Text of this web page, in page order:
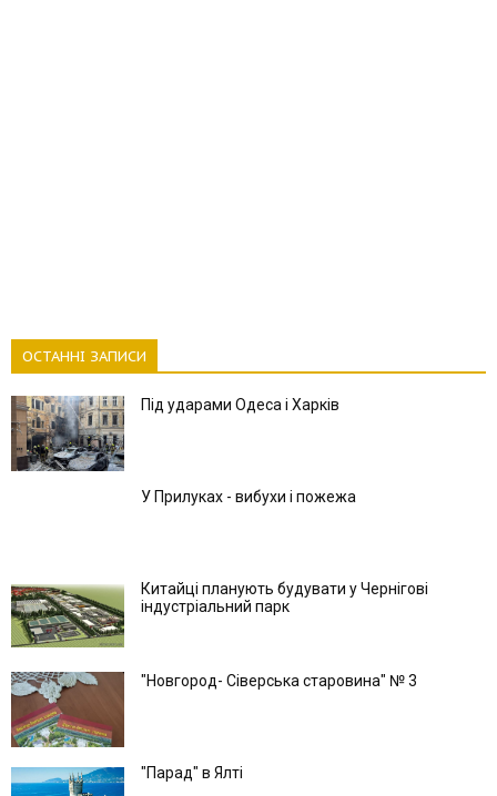
ОСТАННІ ЗАПИСИ
Під ударами Одеса і Харків
У Прилуках - вибухи і пожежа
Китайці планують будувати у Чернігові
індустріальний парк
"Новгород- Сіверська старовина" № 3
"Парад" в Ялті